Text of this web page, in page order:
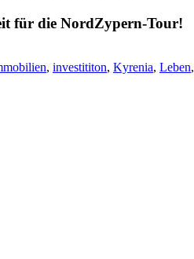
für die NordZypern-Tour!
, investititon, Kyrenia, Leben,